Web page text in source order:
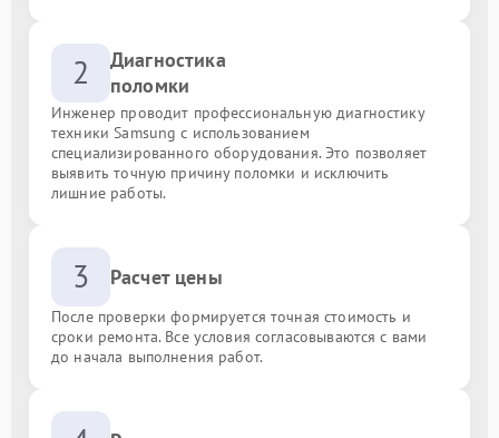
2
Диагностика
поломки
Инженер проводит профессиональную диагностику
техники Samsung с использованием
специализированного оборудования. Это позволяет
выявить точную причину поломки и исключить
лишние работы.
3 Расчет цены
После проверки формируется точная стоимость и
сроки ремонта. Все условия согласовываются с вами
до начала выполнения работ.